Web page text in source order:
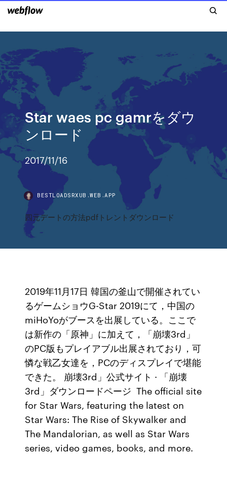
Star waes pc gamrをダウ
ンロード
2017/11/16
BESTLOADSRXUB.WEB.APP
四元デートの方法pdfトレントダウンロード
2019年11月17日 韓国の釜山で開催されてい
るゲームショウG-Star 2019にて，中国の
miHoYoがブースを出展している。ここで
は新作の「原神」に加えて，「崩壊3rd」
のPC版もプレイアブル出展されており，可
憐な戦乙女達を，PCのディスプレイで堪能
できた。 崩壊3rd」公式サイト · 「崩壊
3rd」ダウンロードページ The official site
for Star Wars, featuring the latest on
Star Wars: The Rise of Skywalker and
The Mandalorian, as well as Star Wars
series, video games, books, and more.